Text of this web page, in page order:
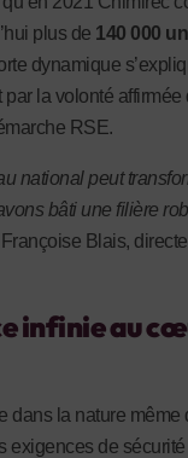
plus de 140 000
dynamique
par la volonté
RSE.
national peut
bâti une filière
Blais,
infinie au
dans la nature même
exigences de